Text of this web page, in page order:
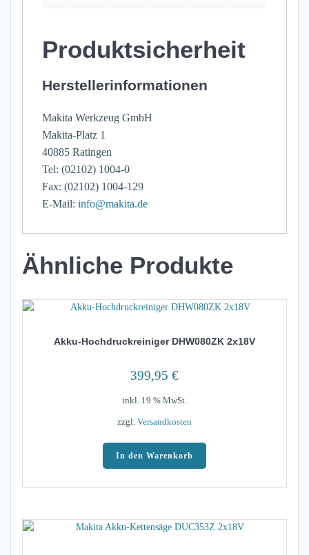
Produktsicherheit
Herstellerinformationen
Makita Werkzeug GmbH
Makita-Platz 1
40885 Ratingen
Tel: (02102) 1004-0
Fax: (02102) 1004-129
E-Mail: info@makita.de
Ähnliche Produkte
Akku-Hochdruckreiniger DHW080ZK 2x18V
399,95 €
inkl. 19 % MwSt.
zzgl. Versandkosten
In den Warenkorb